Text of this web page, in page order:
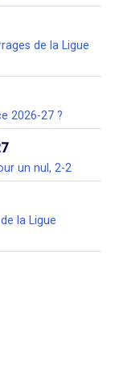
de la Ligue
2026-27 ?
un nul, 2-2
la Ligue